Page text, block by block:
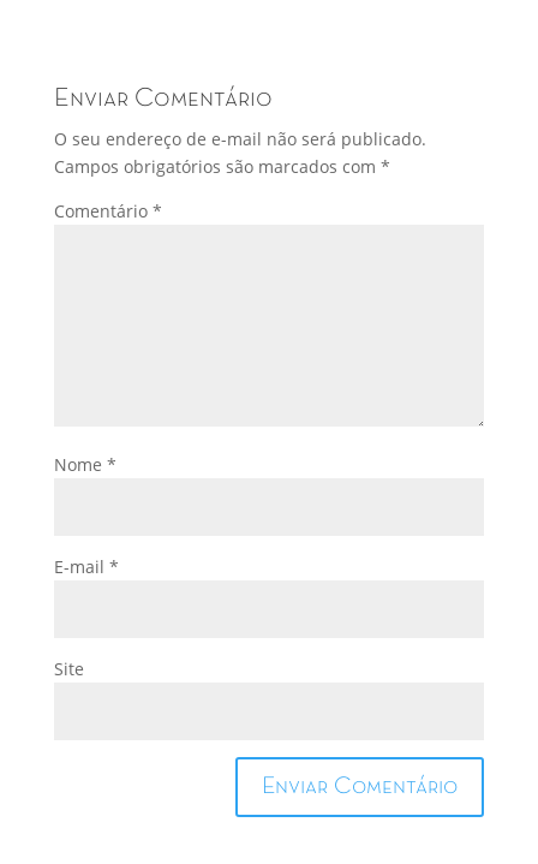
Enviar Comentário
O seu endereço de e-mail não será publicado.
Campos obrigatórios são marcados com *
Comentário *
Nome *
E-mail *
Site